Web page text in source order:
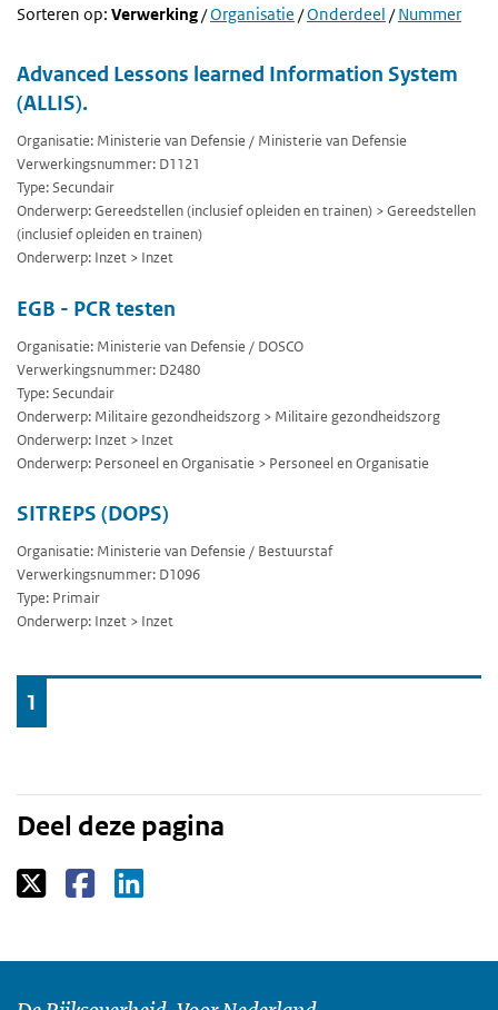
Sorteren op: Verwerking/Organisatie /Onderdeel /Nummer
Advanced Lessons learned Information System
(ALLIS).
Organisatie: Ministerie van Defensie / Ministerie van Defensie
Verwerkingsnummer: D1121
Type: Secundair
Onderwerp: Gereedstellen (inclusief opleiden en trainen) > Gereedstellen
(inclusief opleiden en trainen)
Onderwerp: Inzet > Inzet
EGB - PCR testen
Organisatie: Ministerie van Defensie / DOSCO
Verwerkingsnummer: D2480
Type: Secundair
Onderwerp: Militaire gezondheidszorg > Militaire gezondheidszorg
Onderwerp: Inzet > Inzet
Onderwerp: Personeel en Organisatie > Personeel en Organisatie
SITREPS (DOPS)
Organisatie: Ministerie van Defensie / Bestuurstaf
Verwerkingsnummer: D1096
Type: Primair
Onderwerp: Inzet > Inzet
naar
1
Deel deze pagina